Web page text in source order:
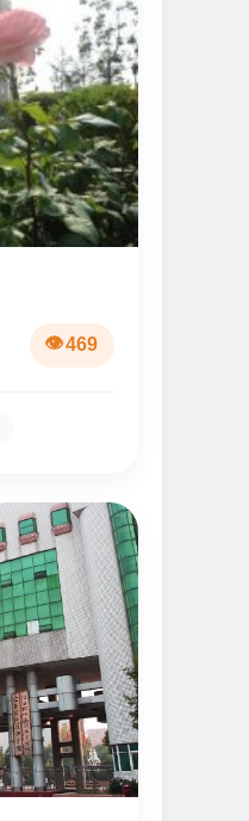
469